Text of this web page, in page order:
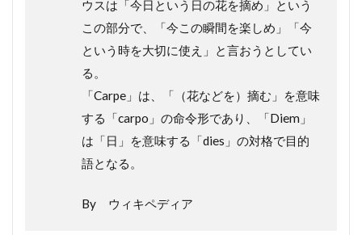
ウスは「今日という日の花を摘め」という
この部分で、「今この瞬間を楽しめ」「今
という時を大切に使え」と言おうとしてい
る。
「Carpe」は、「（花などを）摘む」を意味
する「carpo」の命令形であり、「Diem」
は「日」を意味する「dies」の対格で目的
語となる。
By ウィキペディア